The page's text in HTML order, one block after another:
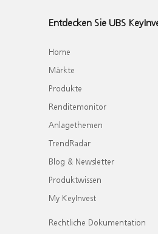
Entdecken Sie UBS
Home
Märkte
Produkte
Renditemonitor
Anlagethemen
TrendRadar
Blog & Newsletter
Produktwissen
My KeyInvest
Rechtliche Dokumentation